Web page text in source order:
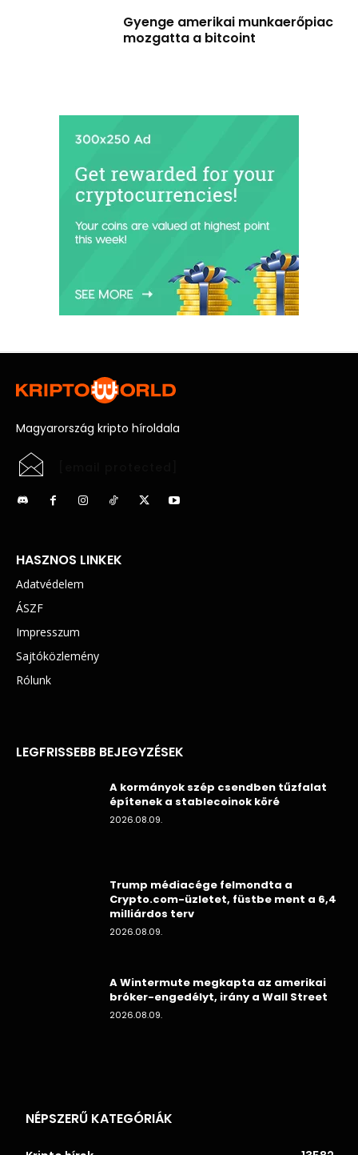
Gyenge amerikai munkaerőpiac
mozgatta a bitcoint
Magyarország kripto híroldala
HASZNOS LINKEK
Adatvédelem
ÁSZF
Impresszum
Sajtóközlemény
Rólunk
LEGFRISSEBB BEJEGYZÉSEK
A kormányok szép csendben tűzfalat
építenek a stablecoinok köré
2026.08.09.
Trump médiacége felmondta a
Crypto.com-üzletet, füstbe ment a 6,4
milliárdos terv
2026.08.09.
A Wintermute megkapta az amerikai
bróker-engedélyt, irány a Wall Street
2026.08.09.
NÉPSZERŰ KATEGÓRIÁK